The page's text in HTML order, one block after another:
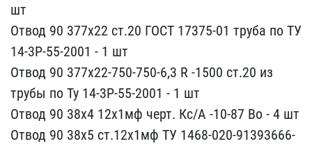
шт
Отвод 90 377х2​2 ст.20 ГОСТ 17375-01 тр​уба по ТУ
14-3Р-55-2001 ​- 1 шт
Отвод 90 377х22-7​50-750-6,3 R -1500 ст.20​ из
трубы по Ту 14-3Р-55​-2001 - 1 шт
Отвод 90 38​х4 12х1мф черт. Кс/А -10​-87 Во - 4 шт
Отвод 90 3​8х5 ст.12х1мф ТУ 1468-02​0-91393666-